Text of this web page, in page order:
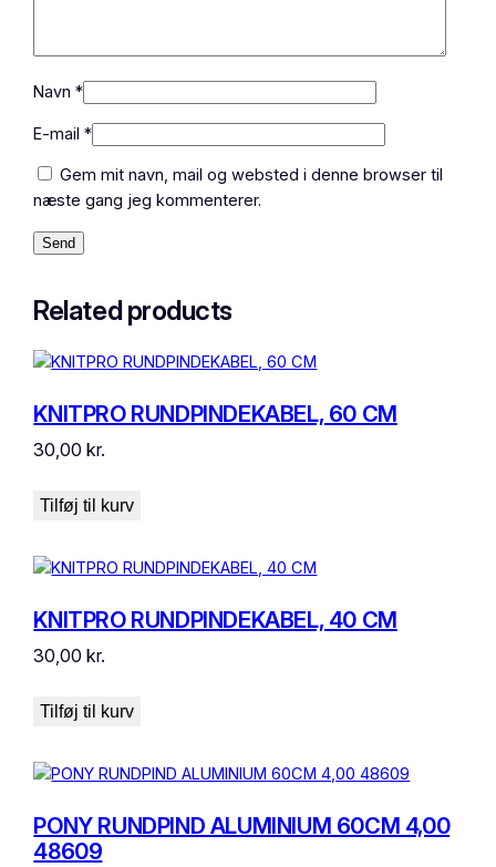
a
t
a
l
Navn*
E-mail*
Gem mit navn, mail og websted i denne browser til
næste gang jeg kommenterer.
Related products
KNITPRO RUNDPINDEKABEL, 60 CM
30,00kr.
Tilføj til kurv
KNITPRO RUNDPINDEKABEL, 40 CM
30,00kr.
Tilføj til kurv
PONY RUNDPIND ALUMINIUM 60CM 4,00
48609